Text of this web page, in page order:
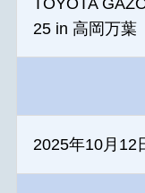
25 in 高岡万葉
2025年10月12